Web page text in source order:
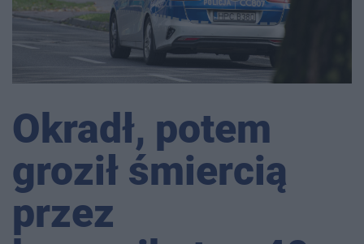
Okradł, potem
groził śmiercią
przez